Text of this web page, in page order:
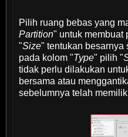
Pilih ruang bebas yang
Partition" untuk membuat
"Size" tentukan besarnya
pada kolom "Type" pilih "
tidak perlu dilakukan
bersama atau
sebelumnya telah